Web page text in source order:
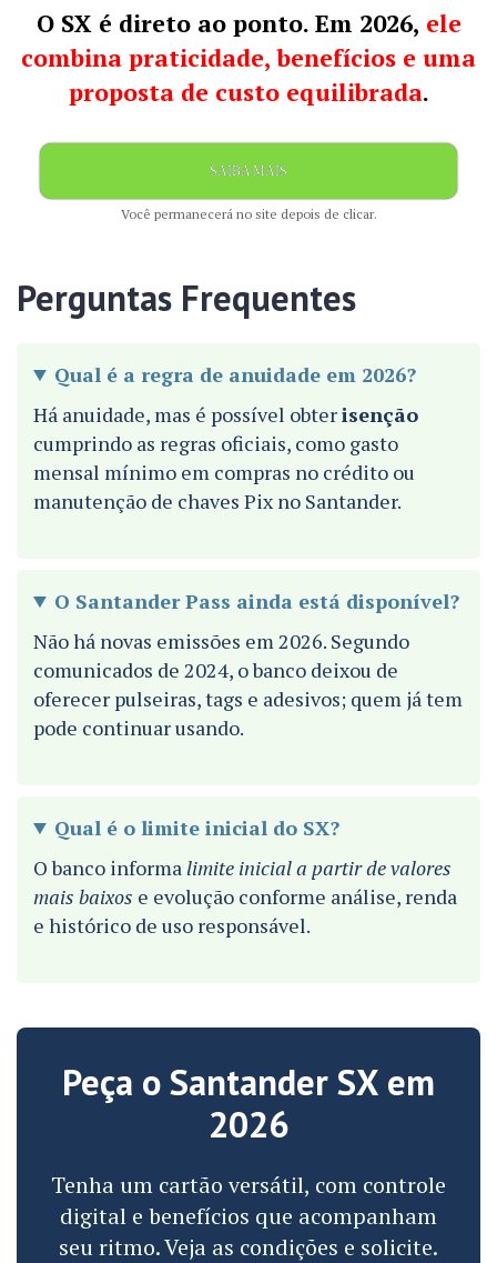
O SX é direto ao ponto. Em 2026, ele
combina praticidade, benefícios e uma
proposta de custo equilibrada.
SAIBA MAIS
Você permanecerá no site depois de clicar.
Perguntas Frequentes
Qual é a regra de anuidade em 2026?
Há anuidade, mas é possível obterisenção
cumprindo as regras oficiais, como gasto
mensal mínimo em compras no crédito ou
manutenção de chaves Pix no Santander.
O Santander Pass ainda está disponível?
Não há novas emissões em 2026. Segundo
comunicados de 2024, o banco deixou de
oferecer pulseiras, tags e adesivos; quem já tem
pode continuar usando.
Qual é o limite inicial do SX?
O banco informa limite inicial a partir de valores
mais baixos e evolução conforme análise, renda
e histórico de uso responsável.
Peça o Santander SX em
2026
Tenha um cartão versátil, com controle
digital e benefícios que acompanham
seu ritmo. Veja as condições e solicite.